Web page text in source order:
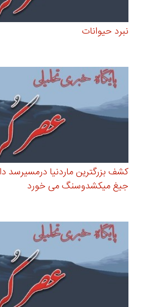
نبرد حیوانات
کشف بزرگترین ماردنیا درمسیرسد
جیغ میکشدوسنگ می خورد